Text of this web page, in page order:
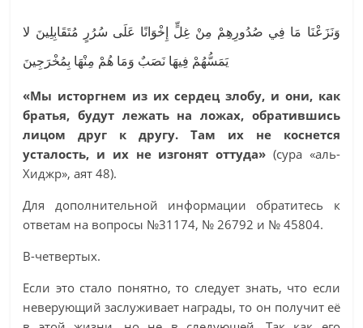
وَنَزَعْنَا مَا فِي صُدُورِهِمْ مِنْ غِلٍّ إِخْوَانًا عَلَى سُرُرٍ مُتَقَابِلِينَ لا
يَمَسُّهُمْ فِيهَا نَصَبٌ وَمَا هُمْ مِنْهَا بِمُخْرَجِينَ
«Мы исторгнем из их сердец злобу, и они, как
братья, будут лежать на ложах, обратившись
лицом друг к другу. Там их не коснется
усталость, и их не изгонят оттуда» (сура «аль-
Хиджр», аят 48).
Для дополнительной информации обратитесь к
ответам на вопросы №31174, № 26792 и № 45804.
В-четвертых.
Если это стало понятно, то следует знать, что если
неверующий заслуживает награды, то он получит её